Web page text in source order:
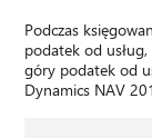
Podczas
podatek od
góry podatek od
Dynamics NAV